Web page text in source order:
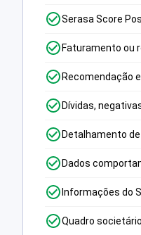
Serasa Score
Faturamento ou
Recomendação
Dívidas,
Detalhamento
Dados
Informações do
Quadro